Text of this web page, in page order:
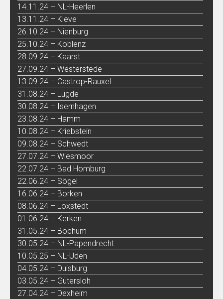
14.11.24 – NL-Heerlen
13.11.24 – Kleve
26.10.24 – Nienburg
25.10.24 – Koblenz
28.09.24 – Kaarst
27.09.24 – Westerstede
13.09.24 – Castrop-Rauxel
31.08.24 – Lügde
30.08.24 – Isernhagen
23.08.24 – Hamm
10.08.24 – Kriebstein
09.08.24 – Schwedt
27.07.24 – Wiesmoor
22.07.24 – Bad Homburg
22.06.24 – Sögel
16.06.24 – Borken
08.06.24 – Loxstedt
01.06.24 – Kerken
31.05.24 – Bochum
30.05.24 – NL-Papendrecht
10.05.25 – NL-Uden
04.05.24 – Duisburg
03.05.24 – Gütersloh
27.04.24 – Dexheim